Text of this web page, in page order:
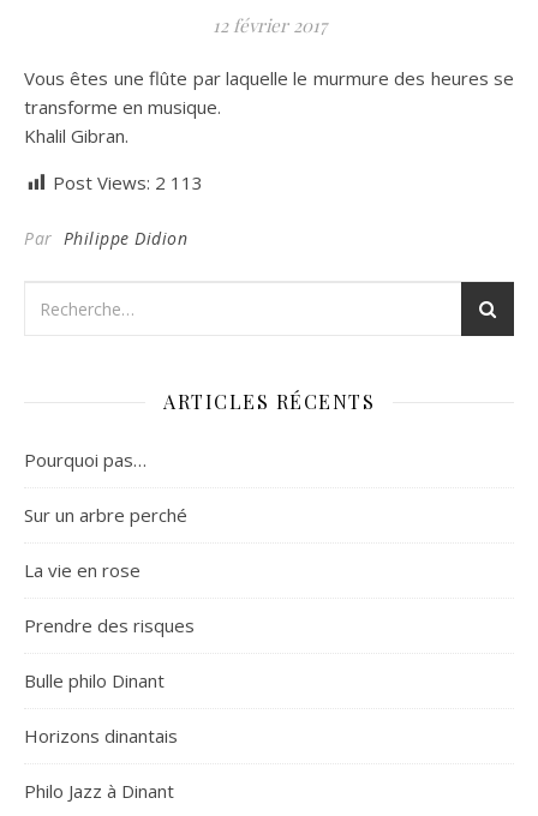
12 février 2017
Vous êtes une flûte par laquelle le murmure des heures se
transforme en musique.
Khalil Gibran.
Post Views: 2 113
Par Philippe Didion
ARTICLES RÉCENTS
Pourquoi pas…
Sur un arbre perché
La vie en rose
Prendre des risques
Bulle philo Dinant
Horizons dinantais
Philo Jazz à Dinant